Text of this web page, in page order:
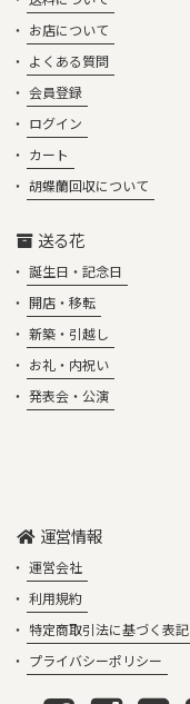
お店について
よくある質問
会員登録
ログイン
カート
胡蝶蘭回収について
送る花
誕生日・記念日
開店・移転
新築・引越し
お礼・内祝い
発表会・公演
運営情報
運営会社
利用規約
特定商取引法に基づく表記
プライバシーポリシー